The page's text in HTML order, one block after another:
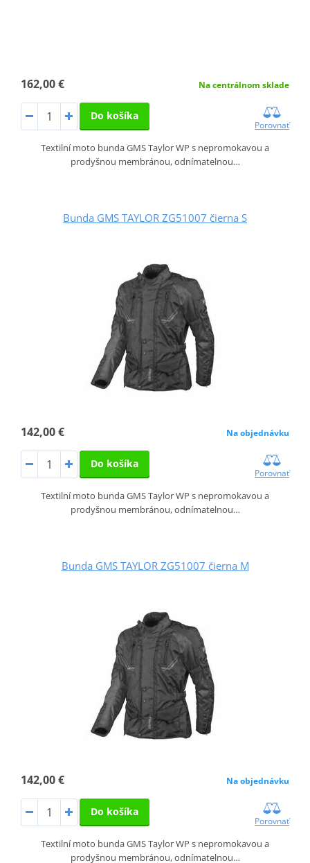
162,00 € Na centrálnom sklade
Do košíka
Porovnať
Textilní moto bunda GMS Taylor WP s nepromokavou a
prodyšnou membránou, odnímatelnou…
Bunda GMS TAYLOR ZG51007 čierna S
142,00 € Na objednávku
Do košíka
Porovnať
Textilní moto bunda GMS Taylor WP s nepromokavou a
prodyšnou membránou, odnímatelnou…
Bunda GMS TAYLOR ZG51007 čierna M
142,00 € Na objednávku
Do košíka
Porovnať
Textilní moto bunda GMS Taylor WP s nepromokavou a
prodyšnou membránou, odnímatelnou…